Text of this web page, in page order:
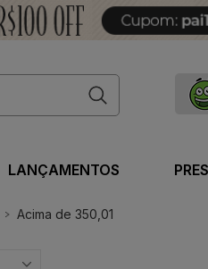
LANÇAMENTOS
Acima de 350,01